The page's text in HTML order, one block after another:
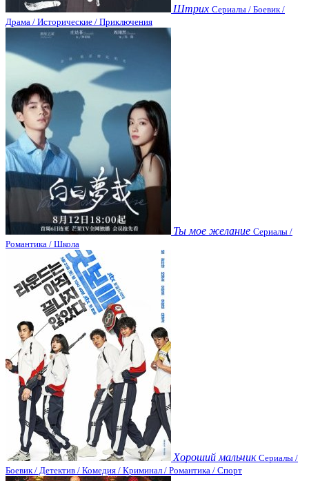
Штрих Сериалы / Боевик /
Драма / Исторические / Приключения
Ты мое желание Сериалы /
Романтика / Школа
Хороший мальчик Сериалы /
Боевик / Детектив / Комедия / Криминал / Романтика / Спорт